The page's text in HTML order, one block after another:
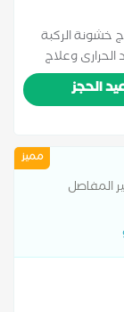
خشونة الركبة
الحرارى وعلاج
الزماله
الحجز
مميز
المفاصل
جراحة